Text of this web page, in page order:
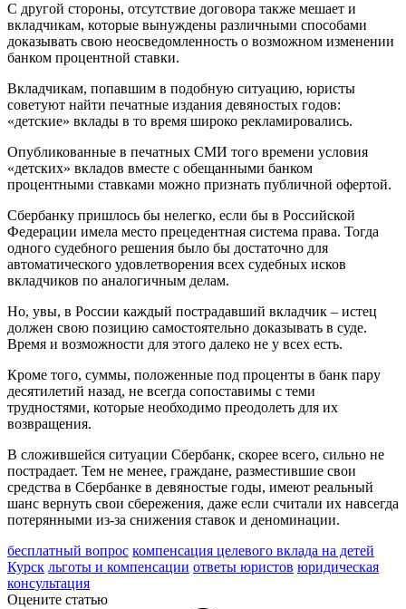
С другой стороны, отсутствие договора также мешает и
вкладчикам, которые вынуждены различными способами
доказывать свою неосведомленность о возможном изменении
банком процентной ставки.
Вкладчикам, попавшим в подобную ситуацию, юристы
советуют найти печатные издания девяностых годов:
«детские» вклады в то время широко рекламировались.
Опубликованные в печатных СМИ того времени условия
«детских» вкладов вместе с обещанными банком
процентными ставками можно признать публичной офертой.
Сбербанку пришлось бы нелегко, если бы в Российской
Федерации имела место прецедентная система права. Тогда
одного судебного решения было бы достаточно для
автоматического удовлетворения всех судебных исков
вкладчиков по аналогичным делам.
Но, увы, в России каждый пострадавший вкладчик – истец
должен свою позицию самостоятельно доказывать в суде.
Время и возможности для этого далеко не у всех есть.
Кроме того, суммы, положенные под проценты в банк пару
десятилетий назад, не всегда сопоставимы с теми
трудностями, которые необходимо преодолеть для их
возвращения.
В сложившейся ситуации Сбербанк, скорее всего, сильно не
пострадает. Тем не менее, граждане, разместившие свои
средства в Сбербанке в девяностые годы, имеют реальный
шанс вернуть свои сбережения, даже если считали их навсегда
потерянными из-за снижения ставок и деноминации.
бесплатный вопрос компенсация целевого вклада на детей
Курск льготы и компенсации ответы юристов юридическая
консультация
Оцените статью